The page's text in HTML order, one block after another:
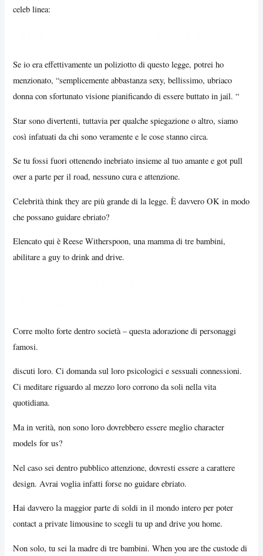
celeb linea:
Se io era effettivamente un poliziotto di questo legge, potrei ho
menzionato, “semplicemente abbastanza sexy, bellissimo, ubriaco
donna con sfortunato visione pianificando di essere buttato in jail. “
Star sono divertenti, tuttavia per qualche spiegazione o altro, siamo
così infatuati da chi sono veramente e le cose stanno circa.
Se tu fossi fuori ottenendo inebriato insieme al tuo amante e got pull
over a parte per il road, nessuno cura e attenzione.
Celebrità think they are più grande di la legge. È davvero OK in modo
che possano guidare ebriato?
Elencato qui è Reese Witherspoon, una mamma di tre bambini,
abilitare a guy to drink and drive.
Corre molto forte dentro società – questa adorazione di personaggi
famosi.
discuti loro. Ci domanda sul loro psicologici e sessuali connessioni.
Ci meditare riguardo al mezzo loro corrono da soli nella vita
quotidiana.
Ma in verità, non sono loro dovrebbero essere meglio character
models for us?
Nel caso sei dentro pubblico attenzione, dovresti essere a carattere
design. Avrai voglia infatti forse no guidare ebriato.
Hai davvero la maggior parte di soldi in il mondo intero per poter
contact a private limousine to scegli tu up and drive you home.
Non solo, tu sei la madre di tre bambini. When you are the custode di